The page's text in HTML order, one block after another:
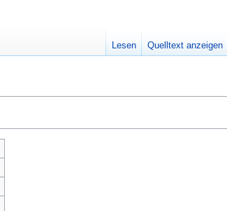
Lesen Quelltext anzeigen